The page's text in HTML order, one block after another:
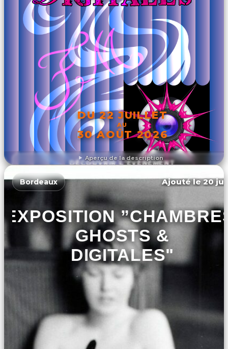
Aperçu de la description
DU 22 JUILLET
AU
30 AOÛT 2026
DÉCOUVRIR L'ÉVÉNEMENT
Bordeaux Ajouté le 20
EXPOSITION
GHOSTS &
DIGITALES"